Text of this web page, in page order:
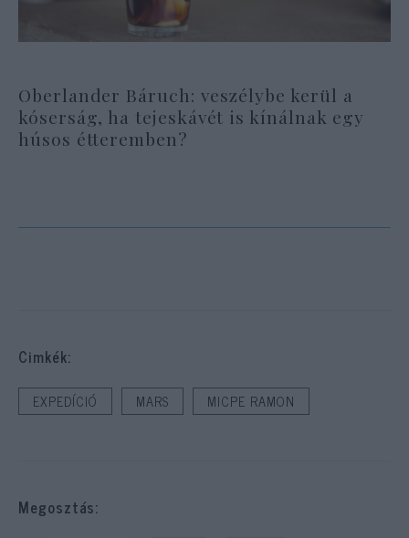
Oberlander Báruch: veszélybe kerül a
kóserság, ha tejeskávét is kínálnak egy
húsos étteremben?
Cimkék:
EXPEDÍCIÓ MARS MICPE RAMON
Megosztás: